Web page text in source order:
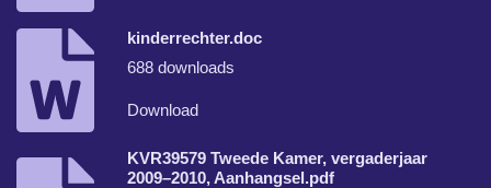
kinderrechter.doc
688 downloads
Download
KVR39579 Tweede Kamer, vergaderjaar
2009–2010, Aanhangsel.pdf